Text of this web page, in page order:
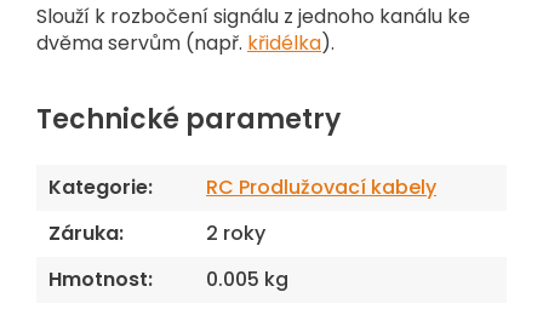
Slouží k rozbočení signálu z jednoho kanálu ke
dvěma servům (např. křidélka).
Technické parametry
Kategorie:
RC Prodlužovací kabely
Záruka:
2 roky
Hmotnost:
0.005 kg